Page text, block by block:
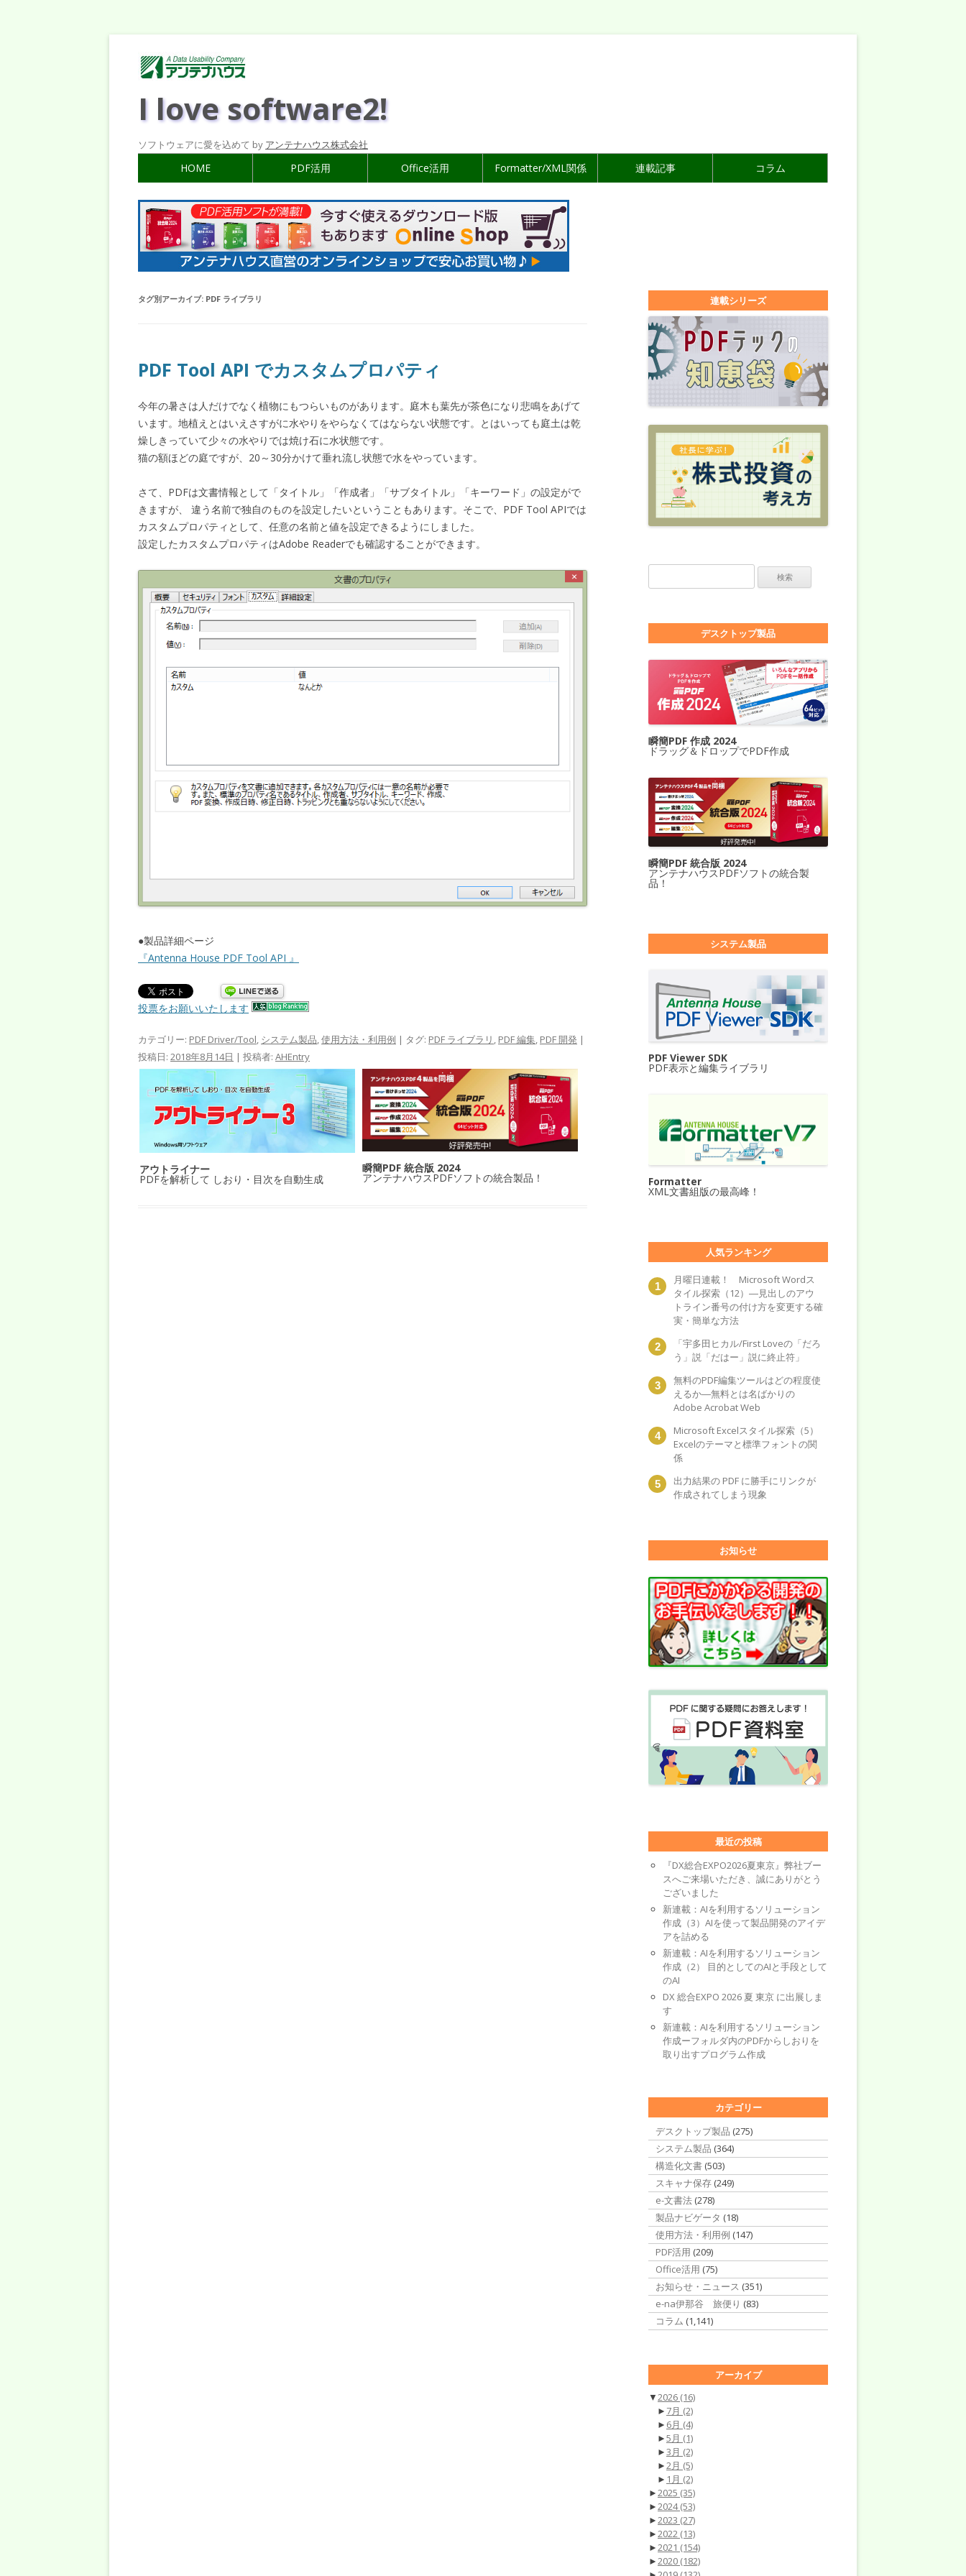
I love software2!
ソフトウェアに愛を込めて by アンテナハウス株式会社
HOME PDF活用 Office活用 Formatter/XML関係 連載記事 コラム
タグ別アーカイブ: PDF ライブラリ
PDF Tool API でカスタムプロパティ
今年の暑さは人だけでなく植物にもつらいものがあります。庭木も葉先が茶色になり悲鳴をあげて
います。地植えとはいえさすがに水やりをやらなくてはならない状態です。とはいっても庭土は乾
燥しきっていて少々の水やりでは焼け石に水状態です。
猫の額ほどの庭ですが、20～30分かけて垂れ流し状態で水をやっています。
さて、PDFは文書情報として「タイトル」「作成者」「サブタイトル」「キーワード」の設定がで
きますが、 違う名前で独自のものを設定したいということもあります。そこで、PDF Tool APIでは
カスタムプロパティとして、任意の名前と値を設定できるようにしました。
設定したカスタムプロパティはAdobe Readerでも確認することができます。
●製品詳細ページ
『Antenna House PDF Tool API 』
投票をお願いいたします
カテゴリー: PDF Driver/Tool, システム製品,使用方法・利用例 | タグ: PDF ライブラリ , PDF 編集, PDF 開発 |
投稿日: 2018年8月14日 | 投稿者: AHEntry
アウトライナー
PDFを解析して しおり・目次を自動生成
瞬簡PDF 統合版 2024
アンテナハウスPDFソフトの統合製品！
連載シリーズ
デスクトップ製品
瞬簡PDF 作成 2024
ドラッグ＆ドロップでPDF作成
瞬簡PDF 統合版 2024
アンテナハウスPDFソフトの統合製
品！
システム製品
PDF Viewer SDK
PDF表示と編集ライブラリ
Formatter
XML文書組版の最高峰！
人気ランキング
月曜日連載！ Microsoft Wordス
タイル探索（12）―見出しのアウ
トライン番号の付け方を変更する確
実・簡単な方法
「宇多田ヒカル/First Loveの「だろ
う」説「だはー」説に終止符」
無料のPDF編集ツールはどの程度使
えるか―無料とは名ばかりの
Adobe Acrobat Web
Microsoft Excelスタイル探索（5）
Excelのテーマと標準フォントの関
係
出力結果の PDF に勝手にリンクが
作成されてしまう現象
お知らせ
最近の投稿
『DX総合EXPO2026夏東京』弊社ブー
スへご来場いただき、誠にありがとう
ございました
新連載：AIを利用するソリューション
作成（3）AIを使って製品開発のアイデ
アを詰める
新連載：AIを利用するソリューション
作成（2） 目的としてのAIと手段として
のAI
DX 総合EXPO 2026 夏 東京 に出展しま
す
新連載：AIを利用するソリューション
作成ーフォルダ内のPDFからしおりを
取り出すプログラム作成
カテゴリー
デスクトップ製品 (275)
システム製品 (364)
構造化文書 (503)
スキャナ保存 (249)
e-文書法 (278)
製品ナビゲータ (18)
使用方法・利用例 (147)
PDF活用 (209)
Office活用 (75)
お知らせ・ニュース (351)
e-na伊那谷 旅便り (83)
コラム (1,141)
アーカイブ
▼2026 (16)
► 7月 (2)
► 6月 (4)
►5月 (1)
►3月 (2)
►2月 (5)
► 1月 (2)
►2025 (35)
►2024(53)
►2023 (27)
►2022 (13)
►2021 (154)
►2020 (182)